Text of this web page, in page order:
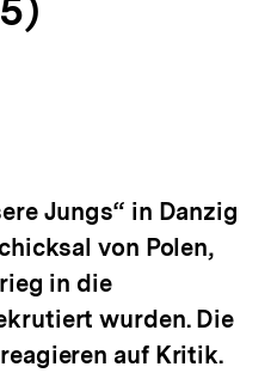
Jungs“ in Danzig
von Polen,
in die
wurden. Die
auf Kritik.